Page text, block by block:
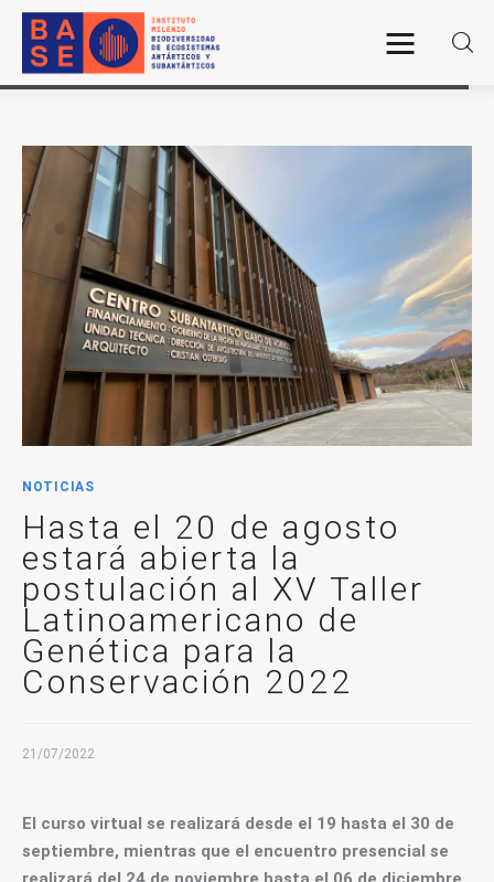
INICIO
SOMOS
INVESTIGACIÓN
PUBLICACIONES
COLABORACIÓN
COMUNICACIONES
CONTACTO
NOTICIAS
Hasta el 20 de agosto
estará abierta la
postulación al XV Taller
Latinoamericano de
Genética para la
Conservación 2022
21/07/2022
El curso virtual se realizará desde el 19 hasta el 30 de
septiembre, mientras que el encuentro presencial se